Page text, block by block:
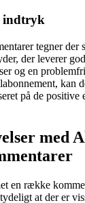
indtryk
tegner der
der leverer
og en
kan
på de positive
med
en række
at der er